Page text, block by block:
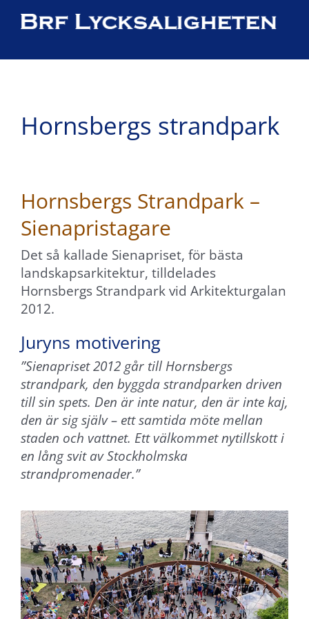
Hornsbergs strandpark
Hornsbergs Strandpark –
Sienapristagare
Det så kallade Sienapriset, för bästa
landskapsarkitektur, tilldelades
Hornsbergs Strandpark vid Arkitekturgalan
2012.
Juryns motivering
”Sienapriset 2012 går till Hornsbergs
strandpark, den byggda strandparken driven
till sin spets. Den är inte natur, den är inte kaj,
den är sig själv – ett samtida möte mellan
staden och vattnet. Ett välkommet nytillskott i
en lång svit av Stockholmska
strandpromenader.”
Nödvändiga
Dessa
cookies går
inte att välja
bort. De
behövs för